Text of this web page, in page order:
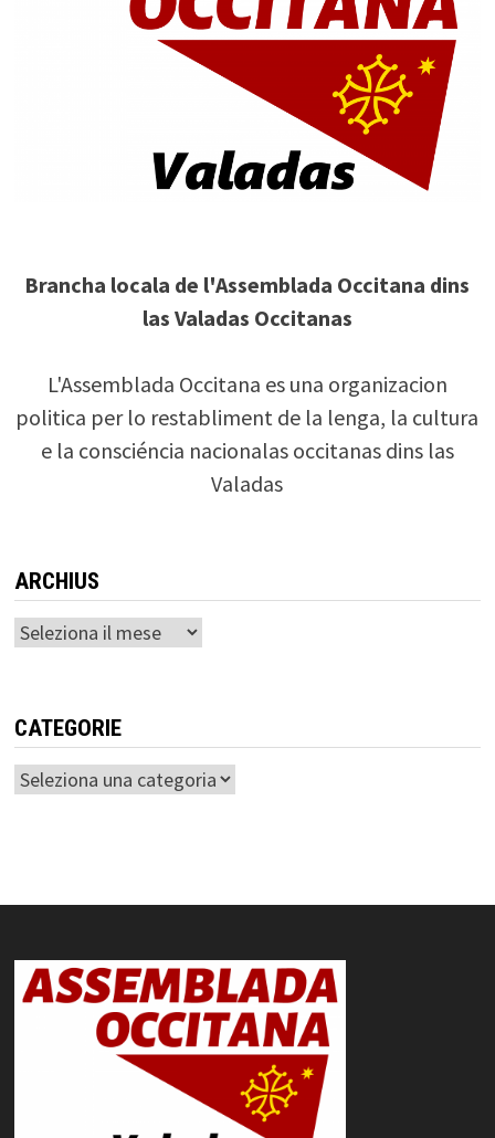
Brancha locala de l'Assemblada Occitana dins
las Valadas Occitanas
L'Assemblada Occitana es una organizacion
politica per lo restabliment de la lenga, la cultura
e la consciéncia nacionalas occitanas dins las
Valadas
ARCHIUS
Archius
CATEGORIE
Categorie